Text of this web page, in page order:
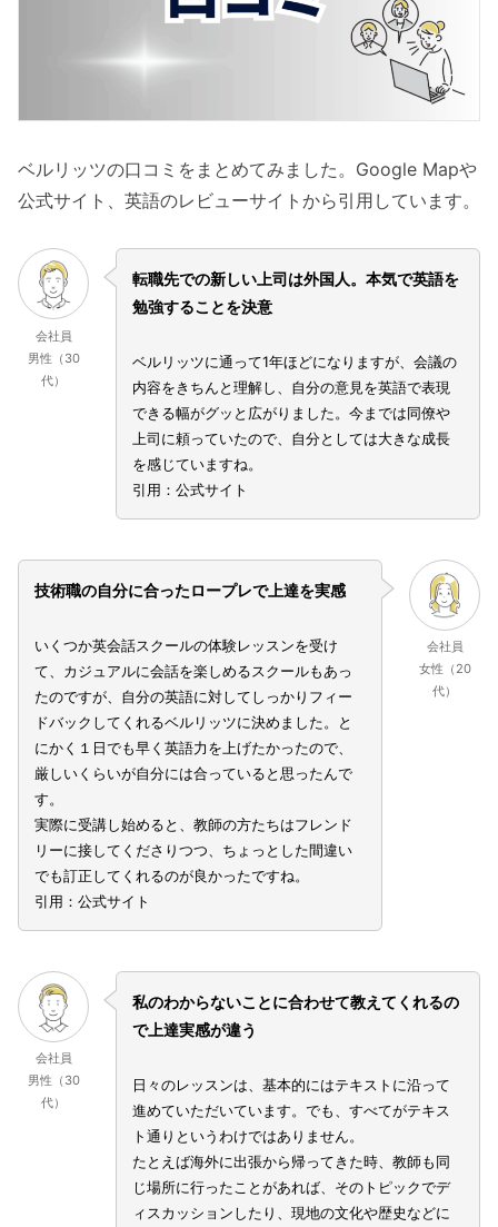
ベルリッツの口コミをまとめてみました。Google Mapや
公式サイト、英語のレビューサイトから引用しています。
会社員
男性（30
代）
転職先での新しい上司は外国人。本気で英語を
勉強することを決意
ベルリッツに通って1年ほどになりますが、会議の
内容をきちんと理解し、自分の意見を英語で表現
できる幅がグッと広がりました。今までは同僚や
上司に頼っていたので、自分としては大きな成長
を感じていますね。
引用：公式サイト
会社員
女性（20
代）
技術職の自分に合ったロープレで上達を実感
いくつか英会話スクールの体験レッスンを受け
て、カジュアルに会話を楽しめるスクールもあっ
たのですが、自分の英語に対してしっかりフィー
ドバックしてくれるベルリッツに決めました。と
にかく１日でも早く英語力を上げたかったので、
厳しいくらいが自分には合っていると思ったんで
す。
実際に受講し始めると、教師の方たちはフレンド
リーに接してくださりつつ、ちょっとした間違い
でも訂正してくれるのが良かったですね。
引用：公式サイト
会社員
男性（30
代）
私のわからないことに合わせて教えてくれるの
で上達実感が違う
日々のレッスンは、基本的にはテキストに沿って
進めていただいています。でも、すべてがテキス
ト通りというわけではありません。
たとえば海外に出張から帰ってきた時、教師も同
じ場所に行ったことがあれば、そのトピックでデ
ィスカッションしたり、現地の文化や歴史などに